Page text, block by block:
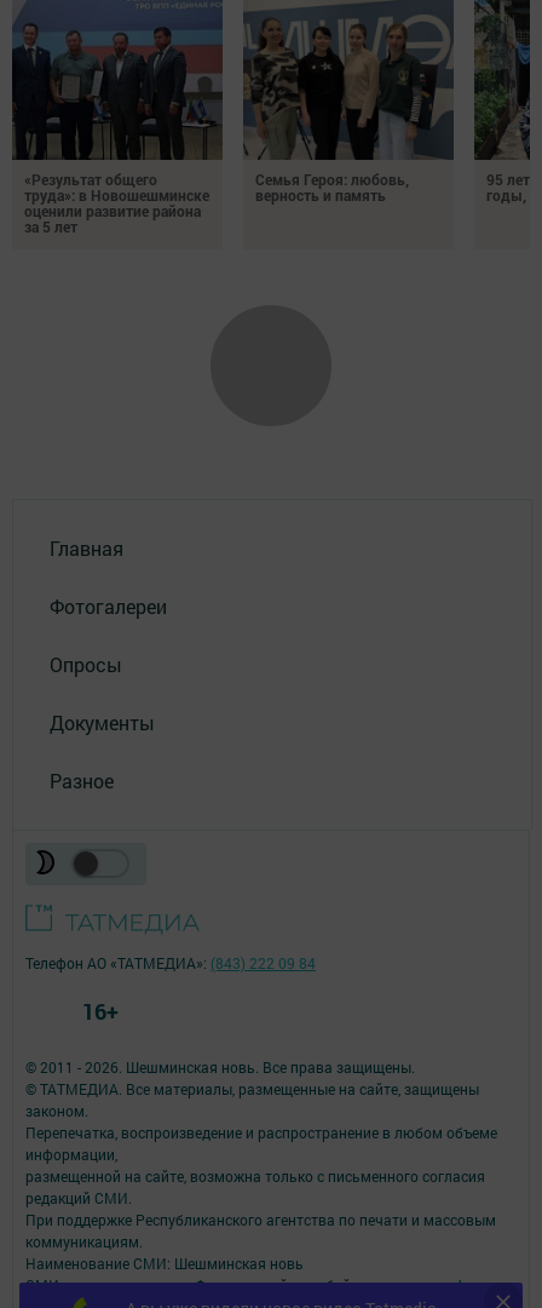
«Результат общего
труда»: в Новошешминске
оценили развитие района
за 5 лет
Семья Героя: любовь,
верность и память
95 лет
годы,
Главная
Фотогалереи
Опросы
Документы
Разное
© 2011 - 2026. Шешминская новь. Все права защищены.
© ТАТМЕДИА. Все материалы, размещенные на сайте, защищены
законом.
Перепечатка, воспроизведение и распространение в любом объеме
информации,
размещенной на сайте, возможна только с письменного согласия
редакций СМИ.
При поддержке Республиканского агентства по печати и массовым
коммуникациям.
Наименование СМИ: Шешминская новь
СМИ зарегистрировано Федеральной службой по надзору в сфере
Телефон АО «ТАТМЕДИА»: (843) 222 09 84
16+